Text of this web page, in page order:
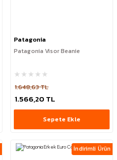
Patagonia
Patagonia Visor Beanie
1.648,63 TL
1.566,20 TL
Sepete Ekle
İndirimli Ürün